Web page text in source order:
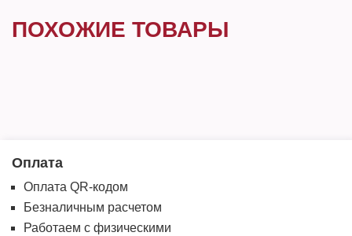
ПОХОЖИЕ ТОВАРЫ
Оплата
Оплата QR-кодом
Безналичным расчетом
Работаем с физическими